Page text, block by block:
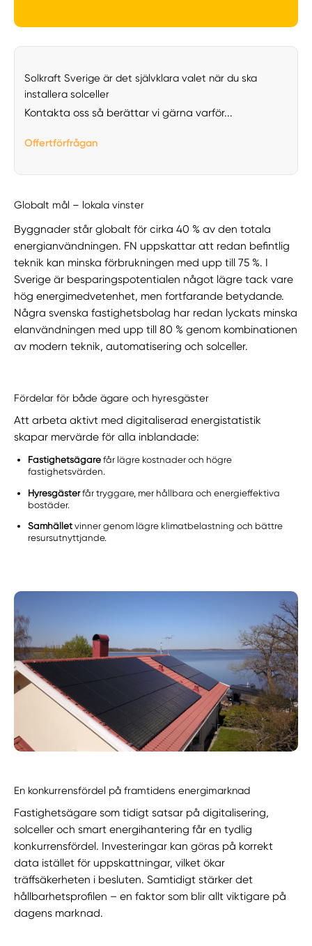
Solkraft Sverige är det självklara valet när du ska
installera solceller
Kontakta oss så berättar vi gärna varför...
Offertförfrågan
Globalt mål – lokala vinster
Byggnader står globalt för cirka 40 % av den totala
energianvändningen. FN uppskattar att redan befintlig
teknik kan minska förbrukningen med upp till 75 %. I
Sverige är besparingspotentialen något lägre tack vare
hög energimedvetenhet, men fortfarande betydande.
Några svenska fastighetsbolag har redan lyckats minska
elanvändningen med upp till 80 % genom kombinationen
av modern teknik, automatisering och solceller.
Fördelar för både ägare och hyresgäster
Att arbeta aktivt med digitaliserad energistatistik
skapar mervärde för alla inblandade:
Fastighetsägare får lägre kostnader och högre
fastighetsvärden.
Hyresgästerfår tryggare, mer hållbara och energieffektiva
bostäder.
Samhället vinner genom lägre klimatbelastning och bättre
resursutnyttjande.
En konkurrensfördel på framtidens energimarknad
Fastighetsägare som tidigt satsar på digitalisering,
solceller och smart energihantering får en tydlig
konkurrensfördel. Investeringar kan göras på korrekt
data istället för uppskattningar, vilket ökar
träffsäkerheten i besluten. Samtidigt stärker det
hållbarhetsprofilen – en faktor som blir allt viktigare på
dagens marknad.